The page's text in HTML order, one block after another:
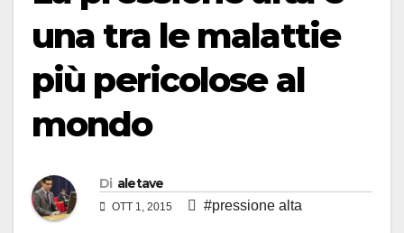
una tra le malattie
più pericolose al
mondo
Di aletave
OTT 1, 2015 #pressione alta